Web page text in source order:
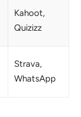
Kahoot,
Quizizz
Strava,
WhatsApp